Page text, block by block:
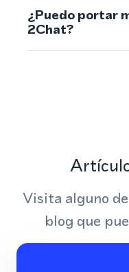
¿Puedo portar
2Chat?
Visita alguno
blog que